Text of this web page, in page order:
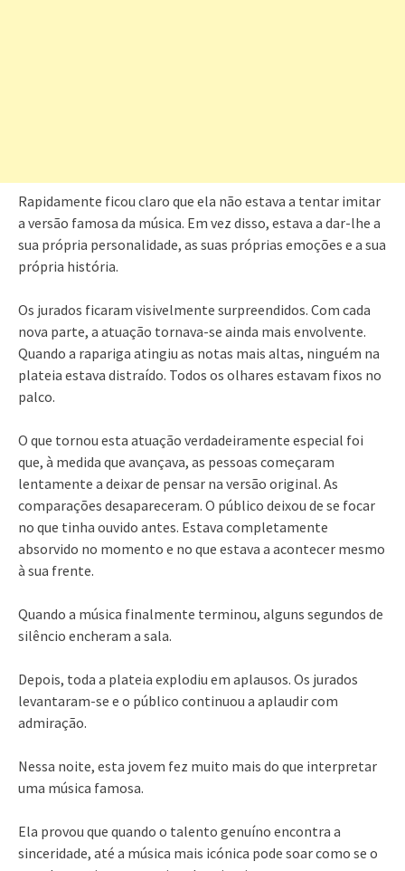
Rapidamente ficou claro que ela não estava a tentar imitar
a versão famosa da música. Em vez disso, estava a dar-lhe a
sua própria personalidade, as suas próprias emoções e a sua
própria história.
Os jurados ficaram visivelmente surpreendidos. Com cada
nova parte, a atuação tornava-se ainda mais envolvente.
Quando a rapariga atingiu as notas mais altas, ninguém na
plateia estava distraído. Todos os olhares estavam fixos no
palco.
O que tornou esta atuação verdadeiramente especial foi
que, à medida que avançava, as pessoas começaram
lentamente a deixar de pensar na versão original. As
comparações desapareceram. O público deixou de se focar
no que tinha ouvido antes. Estava completamente
absorvido no momento e no que estava a acontecer mesmo
à sua frente.
Quando a música finalmente terminou, alguns segundos de
silêncio encheram a sala.
Depois, toda a plateia explodiu em aplausos. Os jurados
levantaram-se e o público continuou a aplaudir com
admiração.
Nessa noite, esta jovem fez muito mais do que interpretar
uma música famosa.
Ela provou que quando o talento genuíno encontra a
sinceridade, até a música mais icónica pode soar como se o